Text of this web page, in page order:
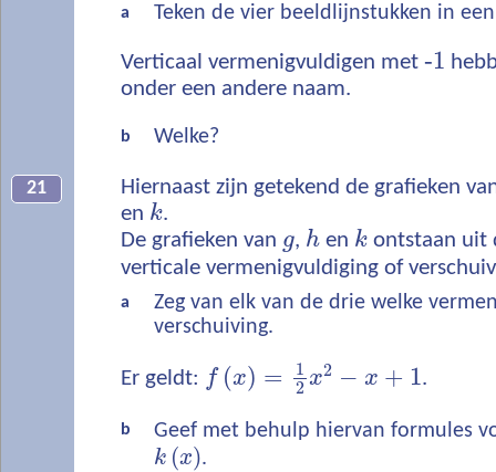
a
Teken de vier beeldlijnstukken in
Verticaal vermenigvuldigen met ‐1
onder een andere naam.
b Welke?
21
Hiernaast zijn getekend de grafieken
en k.
De grafieken van g, h en k ontstaan uit
verticale vermenigvuldiging of
a
Zeg van elk van de drie welke
verschuiving.
Er geldt: f (x) =
1
2 x2 − x + 1.
b
Geef met behulp hiervan formules
k (x).